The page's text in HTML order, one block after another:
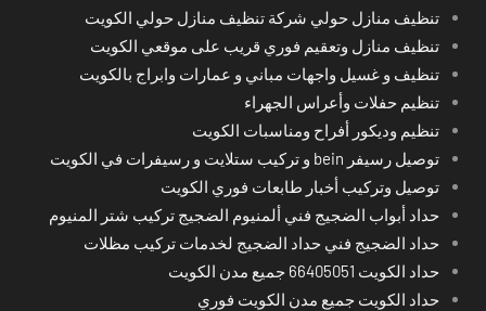
تنظيف منازل حولي شركة تنظيف منازل حولي الكويت
تنظيف منازل وتعقيم فوري قريب على موقعي الكويت
تنظيف و غسيل واجهات مباني و عمارات وابراج بالكويت
تنظيم حفلات وأعراس الجهراء
تنظيم وديكور أفراح ومناسبات الكويت
توصيل رسيفر bein و تركيب ستلايت و رسيفرات في الكويت
توصيل وتركيب أخبار طابعات فوري الكويت
حداد أبواب الضجيج فني ألمنيوم الضجيج تركيب شتر المنيوم
حداد الضجيج فني حداد الضجيج لخدمات تركيب مظلات
حداد الكويت 66405051 جميع مدن الكويت
حداد الكويت جميع مدن الكويت فوري